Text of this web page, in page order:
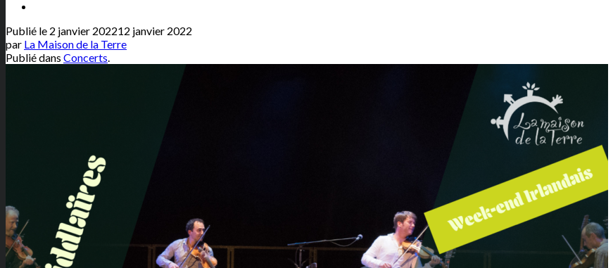
Publié le 2 janvier 202212 janvier 2022
par La Maison de la Terre
Publié dans Concerts.